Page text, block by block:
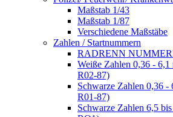
Maßstab 1/43
Maßstab 1/87
Verschiedene Maßstäbe
Zahlen / Startnummern
RADRENN
Weiße Zahlen 0,36 -
R02-87)
Schwarze Zahlen 0,36
R01-87)
Schwarze Zahlen 6,5